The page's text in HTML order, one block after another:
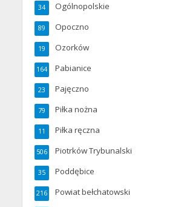
Ogólnopolskie
34
Opoczno
89
Ozorków
19
Pabianice
164
Pajęczno
23
Piłka nożna
79
Piłka ręczna
11
Piotrków Trybunalski
506
Poddębice
35
Powiat bełchatowski
216